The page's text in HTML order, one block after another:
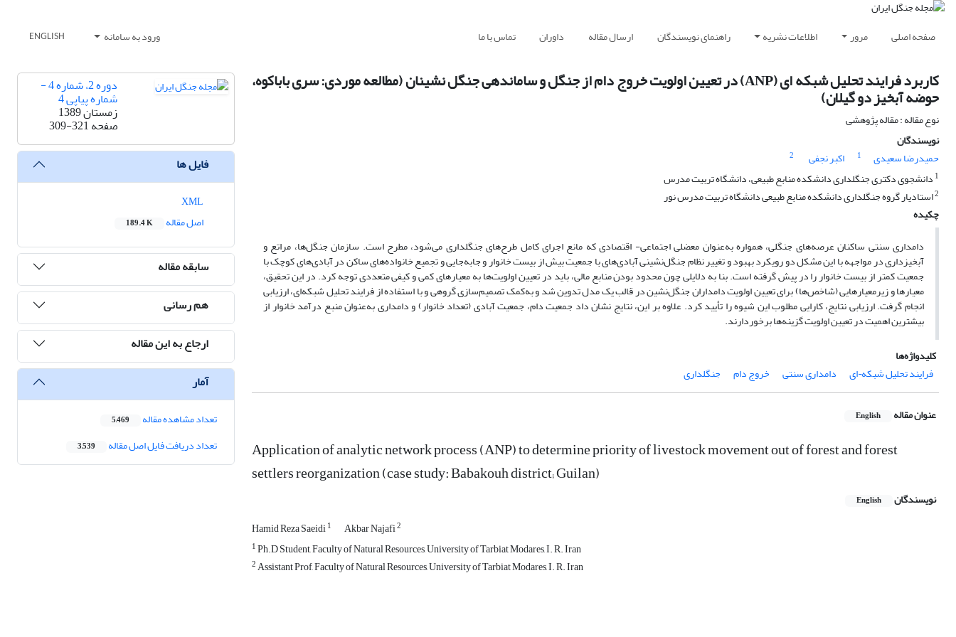
صفحه اصلی مرور اطلاعات نشریه راهنمای نویسندگان ارسال مقاله داوران تماس با ما ورود به سامانه ENGLISH
کاربرد فرایند تحلیل شبکه ای (ANP) در تعیین اولویت خروج دام از جنگل و ساماندهی جنگل نشینان (مطالعه موردی: سری باباکوه،
حوضه آبخیز دو گیلان)
نوع مقاله : مقاله پژوهشی
نویسندگان
حمیدرضا سعیدی
1 اکبر نجفی
2
1 دانشجوی دکتری جنگلداری دانشکده منابع طبیعی، دانشگاه تربیت مدرس
2استادیار گروه جنگلداری دانشکده منابع طبیعی دانشگاه تربیت مدرس نور
چکیده
دامداری سنتی ساکنان عرصه‌های جنگلی، همواره به‌عنوان معضلی اجتماعی- اقتصادی که مانع اجرای کامل طرح‌های جنگلداری می‌‌شود، مطرح است. سازمان جنگل‌ها، مراتع و
آبخیزداری در مواجهه با این مشکل دو رویکرد بهبود و تغییر نظام جنگل‌نشینی آبادی‌های با جمعیت بیش از بیست خانوار و جابه‌جایی و تجمیع خانواده‌های ساکن در آبادی‌های کوچک با
جمعیت کمتر از بیست خانوار را در پیش گرفته است. بنا به دلایلی چون محدود بودن منابع مالی، باید در تعیین اولویت‌ها به معیارهای کمی و کیفی متعددی توجه کرد. در این تحقیق،
معیارها و زیرمعیارهایی (شاخص‌ها) برای تعیین اولویت دامداران جنگل‌نشین در قالب یک مدل تدوین شد و به‌کمک تصمیم‌سازی گروهی و با استفاده از فرایند تحلیل شبکه‌ای، ارزیابی
انجام گرفت. ارزیابی نتایج، کارایی مطلوب این شیوه را تأیید کرد. علاوه بر این، نتایج نشان داد جمعیت دام، جمعیت آبادی (تعداد خانوار) و دامداری به‌عنوان منبع درآمد خانوار از
بیشترین اهمیت در تعیین اولویت گزینه‌ها برخوردارند.
کلیدواژه‌ها
فرایند تحلیل شبکه¬ای
دامداری سنتی خروج دام جنگلداری
عنوان مقاله English
Application of analytic network process (ANP) to determine priority of livestock movement out of forest and forest
settlers reorganization (case study: Babakouh district; Guilan)
نویسندگان English
Hamid Reza Saeidi1 Akbar Najafi2
1Ph.D Student, Faculty of Natural Resources, University of Tarbiat Modares, I. R. Iran
2Assistant Prof, Faculty of Natural Resources, University of Tarbiat Modares, I. R. Iran
دوره 2، شماره 4 -
شماره پیاپی 4
زمستان 1389
صفحه309-321
فایل ها
اصل مقاله
189.4 K
سابقه مقاله
هم رسانی
ارجاع به این مقاله
آمار
تعداد مشاهده مقاله 5,469
تعداد دریافت فایل اصل مقاله 3,539